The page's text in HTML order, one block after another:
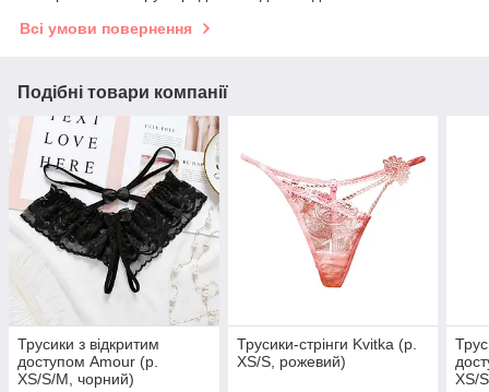
Всі умови повернення
Подібні товари компанії
Трусики з відкритим
доступом Amour (р.
XS/S/M, чорний)
Трусики-стрінги Kvitka (р.
XS/S, рожевий)
XS/